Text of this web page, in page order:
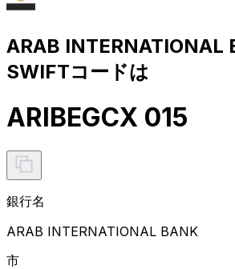
ARAB INTERNATIONAL
SWIFTコードは
ARIBEGCX 015
銀行名
ARAB INTERNATIONAL BANK
市